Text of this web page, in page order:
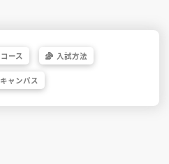
コース 入試方法
キャンパス